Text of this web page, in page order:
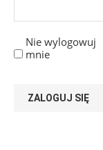
Nie wylogowuj
mnie
ZALOGUJ SIĘ